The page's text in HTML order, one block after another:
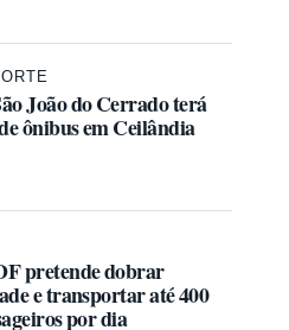
João do Cerrado terá
ônibus em Ceilândia
pretende dobrar
e transportar até 400
por dia